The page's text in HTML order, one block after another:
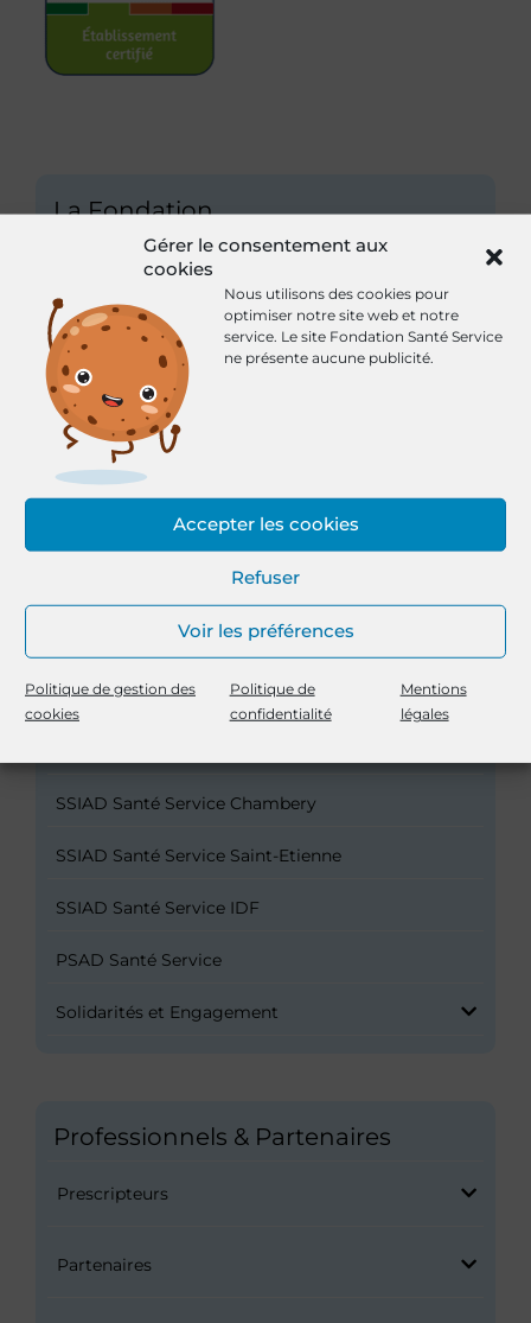
Gérer le consentement aux
cookies
Nous utilisons des cookies pour
optimiser notre site web et notre
service. Le site Fondation Santé Service
ne présente aucune publicité.
Accepter les cookies
Refuser
Voir les préférences
Politique de gestion des
cookies
Politique de
confidentialité
Mentions
légales
La Fondation
Santé Service
Qui sommes-nous ?
Nos activités
HAD Santé Service Epinal
HAD Santé Service Neufchâteau
HAD Santé Service Carcassonne
HAD Santé Service du Cotentin
SSIAD Santé Service Chambery
SSIAD Santé Service Saint-Etienne
SSIAD Santé Service IDF
PSAD Santé Service
Solidarités et Engagement
Professionnels & Partenaires
Prescripteurs
Partenaires